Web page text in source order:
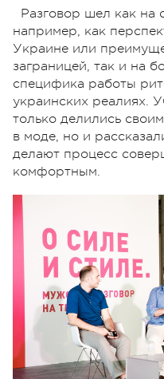
Разговор шел как на
например, как
Украине или
заграницей, так и на
специфика работы
украинских реалиях.
только делились
в моде, но и
делают процесс
комфортным.